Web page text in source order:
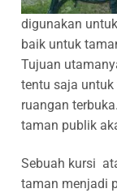
digunakan
baik untuk
Tujuan
tentu saja
ruangan
taman publik
Sebuah kursi
taman menjadi